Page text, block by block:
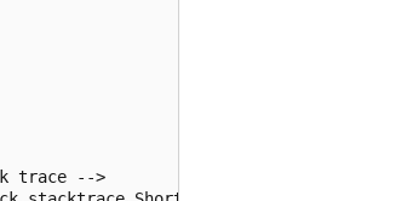
trace -->